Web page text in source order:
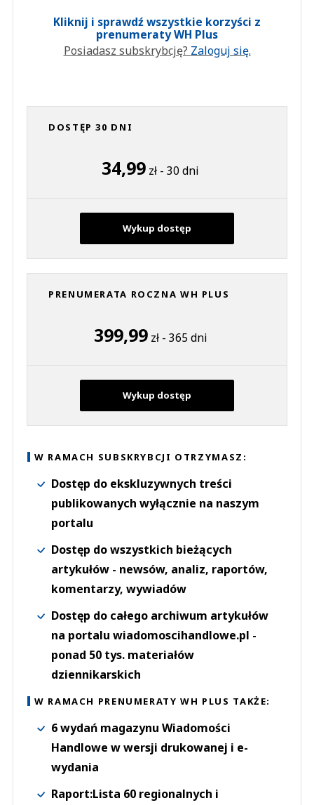
Kliknij i sprawdź wszystkie korzyści z
prenumeraty WH Plus
Posiadasz subskrybcję? Zaloguj się.
DOSTĘP 30 DNI
34,99 zł - 30 dni
Wykup dostęp
PRENUMERATA ROCZNA WH PLUS
399,99zł - 365 dni
Wykup dostęp
W RAMACH SUBSKRYBCJI OTRZYMASZ:
Dostęp do ekskluzywnych treści
publikowanych wyłącznie na naszym
portalu
Dostęp do wszystkich bieżących
artykułów - newsów, analiz, raportów,
komentarzy, wywiadów
Dostęp do całego archiwum artykułów
na portalu wiadomoscihandlowe.pl -
ponad 50 tys. materiałów
dziennikarskich
W RAMACH PRENUMERATY WH PLUS TAKŻE:
6 wydań magazynu Wiadomości
Handlowe w wersji drukowanej i e-
wydania
Raport:Lista 60 regionalnych i